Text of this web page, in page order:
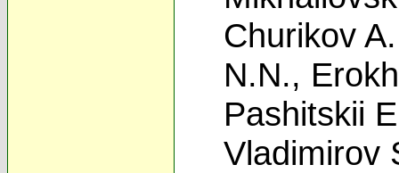
Churikov
N.N.,
Pashitskii
Vladimirov